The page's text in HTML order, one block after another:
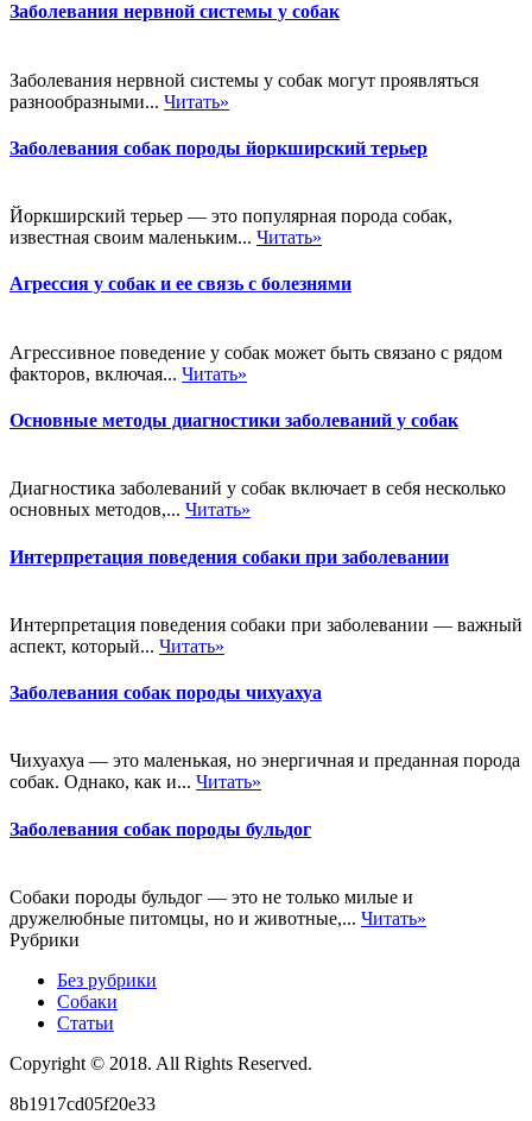
Заболевания нервной системы у собак
Заболевания нервной системы у собак могут проявляться
разнообразными... Читать»
Заболевания собак породы йоркширский терьер
Йоркширский терьер — это популярная порода собак,
известная своим маленьким... Читать»
Агрессия у собак и ее связь с болезнями
Агрессивное поведение у собак может быть связано с рядом
факторов, включая... Читать»
Основные методы диагностики заболеваний у собак
Диагностика заболеваний у собак включает в себя несколько
основных методов,... Читать»
Интерпретация поведения собаки при заболевании
Интерпретация поведения собаки при заболевании — важный
аспект, который... Читать»
Заболевания собак породы чихуахуа
Чихуахуа — это маленькая, но энергичная и преданная порода
собак. Однако, как и... Читать»
Заболевания собак породы бульдог
Собаки породы бульдог — это не только милые и
дружелюбные питомцы, но и животные,... Читать»
Рубрики
Без рубрики
Собаки
Статьи
Copyright © 2018. All Rights Reserved.
8b1917cd05f20e33